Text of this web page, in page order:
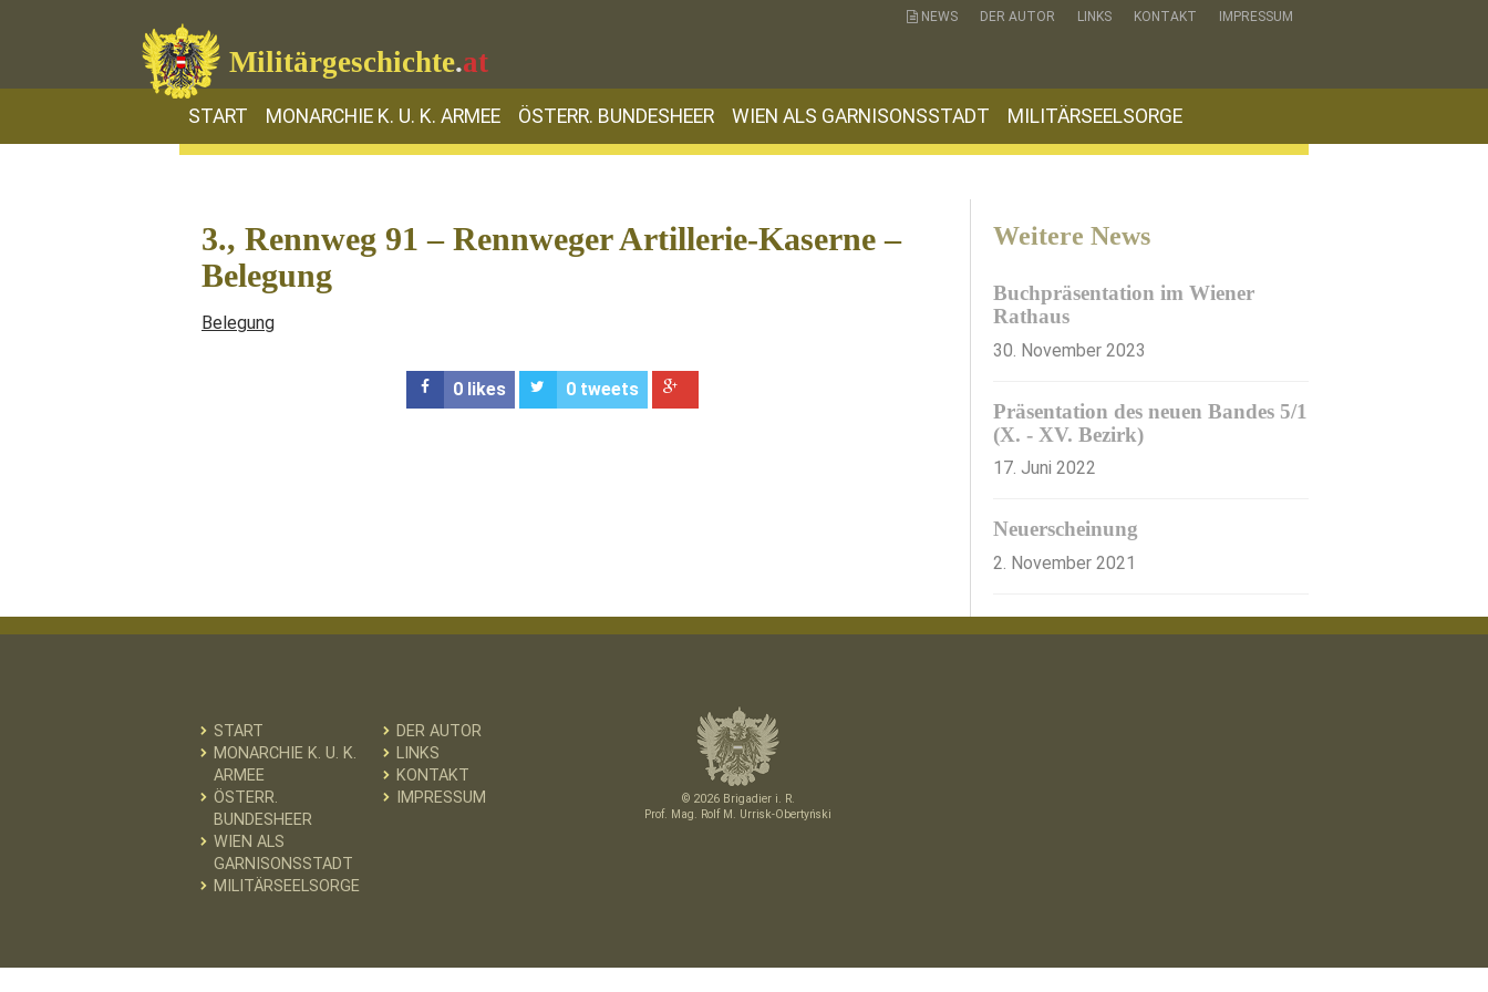
Militärgeschichte.at
NEWS DER AUTOR LINKS KONTAKT IMPRESSUM
START MONARCHIE K. U. K. ARMEE ÖSTERR. BUNDESHEER WIEN ALS GARNISONSSTADT MILITÄRSEELSORGE
3., Rennweg 91 – Rennweger Artillerie-Kaserne –
Belegung
Belegung
0likes 0tweets
Weitere News
Buchpräsentation im Wiener
Rathaus
30. November 2023
Präsentation des neuen Bandes 5/1
(X. - XV. Bezirk)
17. Juni 2022
Neuerscheinung
2. November 2021
START
MONARCHIE K. U. K.
ARMEE
ÖSTERR.
BUNDESHEER
WIEN ALS
GARNISONSSTADT
MILITÄRSEELSORGE
DER AUTOR
LINKS
KONTAKT
IMPRESSUM
© 2026 Brigadier i. R.
Prof. Mag. Rolf M. Urrisk-Obertyński